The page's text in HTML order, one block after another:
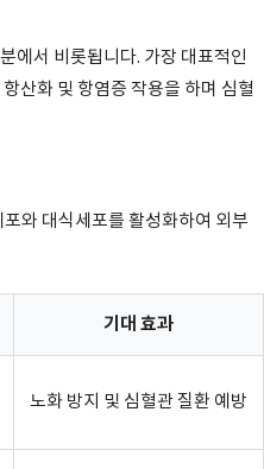
에서 비롯됩니다. 가장 대표적인
산화 및 항염증 작용을 하며 심혈
와 대식세포를 활성화하여 외부
기대 효과
노화 방지 및 심혈관 질환 예방